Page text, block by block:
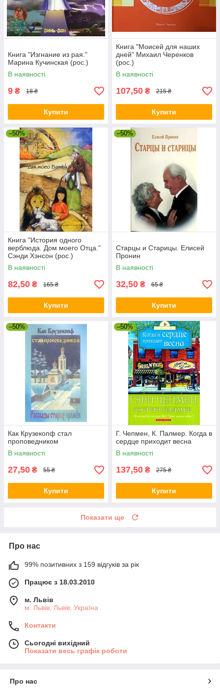
Книга "Изгнание из рая."
Марина Кучинская (рос.)
В наявності
9 ₴ 18 ₴
Купити
Книга "Моисей для наших
дней" Михаил Черенков
(рос.)
В наявності
107,50 ₴ 215 ₴
Купити
–50%
Книга "История одного
верблюда. Дом моего Отца."
Сэнди Хэнсон (рос.)
В наявності
82,50 ₴ 165 ₴
Купити
–50%
Старцы и Старицы. Елисей
Пронин
В наявності
32,50 ₴ 65 ₴
Купити
–50%
Как Крузекопф стал
проповедником
В наявності
27,50 ₴ 55 ₴
Купити
–50%
Г. Чепмен, К. Палмер. Когда в
сердце приходит весна
В наявності
137,50 ₴ 275 ₴
Купити
Показати ще
Про нас
99% позитивних з 159 відгуків за рік
Працює з 18.03.2010
м. Львів
м. Львів, Львів, Україна
Контакти
Сьогодні вихідний
Показати весь графік роботи
Про нас